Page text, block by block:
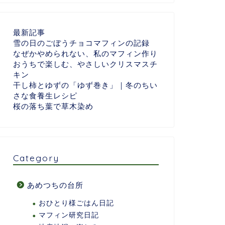
最新記事
雪の日のごぼうチョコマフィンの記録
なぜかやめられない、私のマフィン作り
おうちで楽しむ、やさしいクリスマスチ
キン
干し柿とゆずの「ゆず巻き」｜冬のちい
さな食養生レシピ
桜の落ち葉で草木染め
Category
あめつちの台所
おひとり様ごはん日記
マフィン研究日記